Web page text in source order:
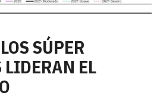
SÚPER
LIDERAN EL